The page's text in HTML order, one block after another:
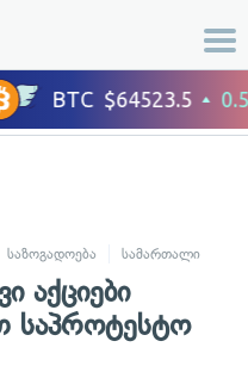
საზოგადოება სამართალი
აქციები
საპროტესტო